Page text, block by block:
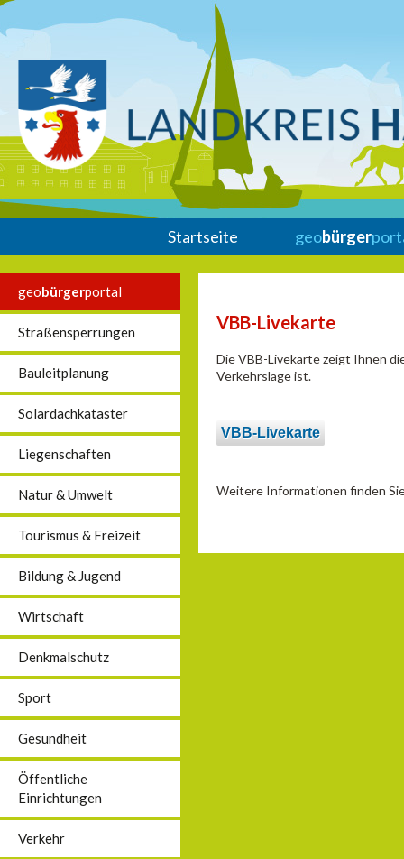
Startseite geobürger
geobürgerportal
Straßensperrungen
Bauleitplanung
Solardachkataster
Liegenschaften
Natur & Umwelt
Tourismus & Freizeit
Bildung & Jugend
Wirtschaft
Denkmalschutz
Sport
Gesundheit
Öffentliche
Einrichtungen
Verkehr
VBB-Livekarte
Die VBB-Livekarte zeigt Ihnen
Verkehrslage ist.
VBB-Livekarte
Weitere Informationen finden